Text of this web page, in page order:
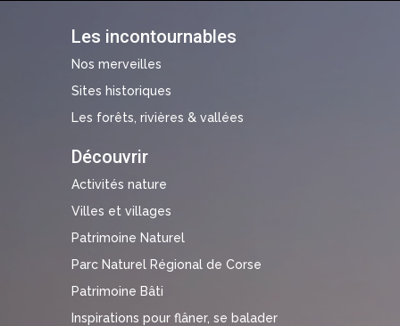
Les incontournables
Nos merveilles
Sites historiques
Les forêts, rivières & vallées
Découvrir
Activités nature
Villes et villages
Patrimoine Naturel
Parc Naturel Régional de Corse
Patrimoine Bâti
Inspirations pour flâner, se balader